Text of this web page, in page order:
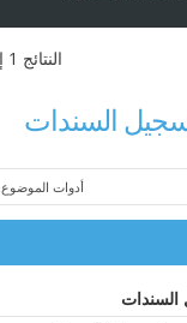
النتائج 1 إلى 1 من 1
السندات
أدوات الموضوع
السندات